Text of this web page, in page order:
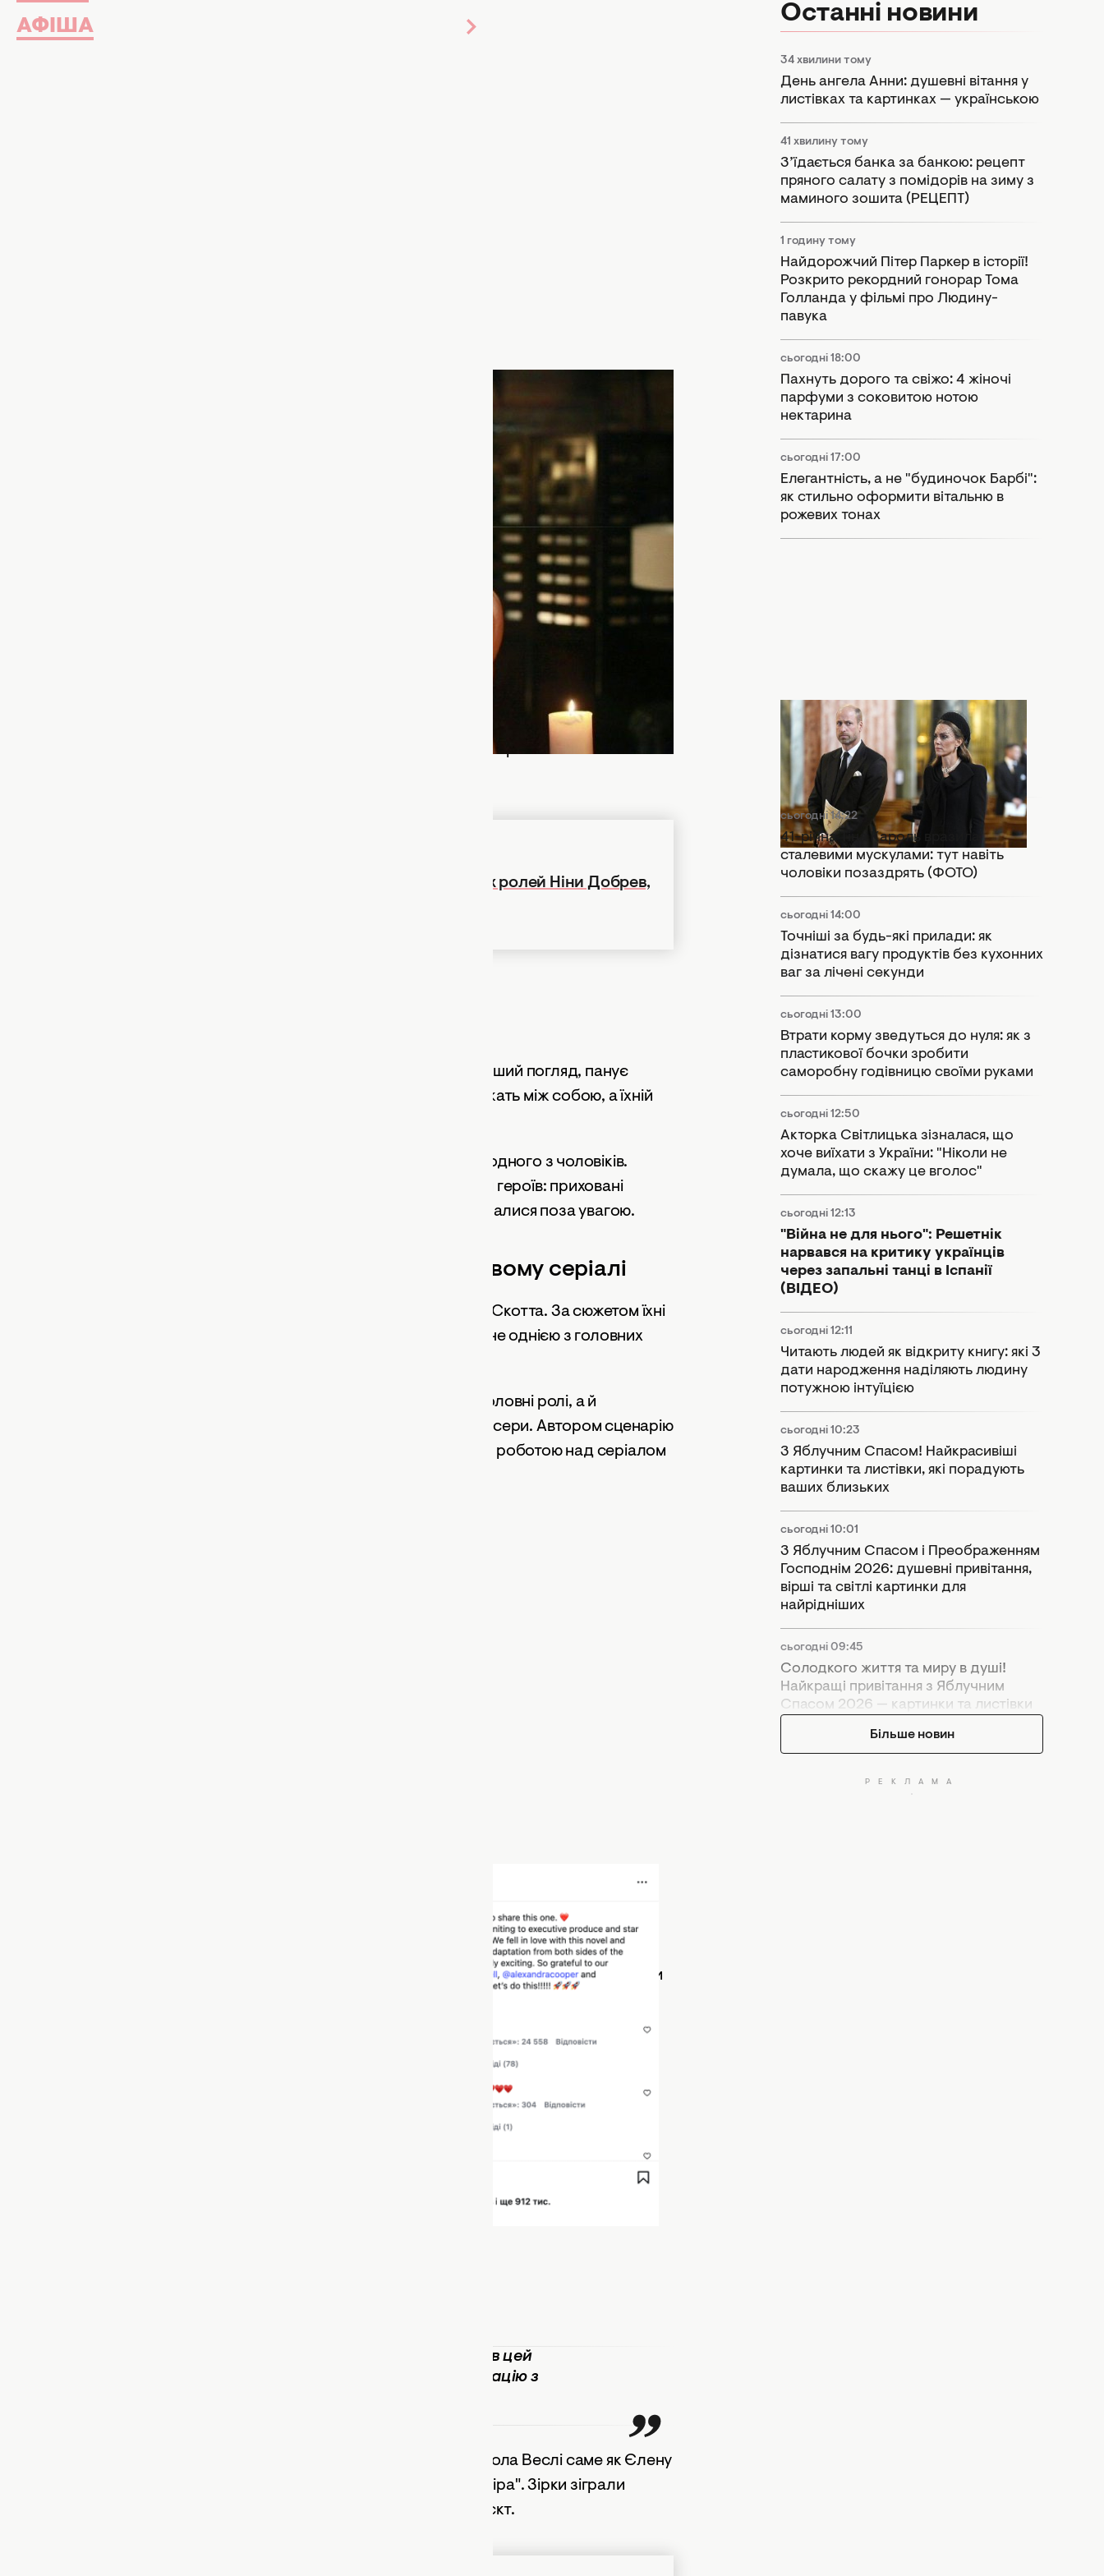
АФІША
Зірки "Щоденників вампіра" зіграють у новій драмі
культового серіалу
Ніна Добрев і Пол Веслі знову зустрінуться на
знімальному майданчику. Детальніше про культове возз'єднання
Цього разу актори працюватимуть над новою драмою "Ти заслуговуєш
знати", яку готує стримінговий сервіс Hulu. Проєкт створюється за мотивами
Від Елени Гілберт до зірки Netflix: 15 найкращих ролей Ніни Добрев,
Події розгортаються в елітному передмісті, де, на перший погляд, панує
ідеальне життя. Три заможні сімейні пари давно дружать між собою, а їхній
Проте спокій руйнується після жорстокого вбивства одного з чоловіків.
Розслідування поступово відкриває темний бік життя героїв: приховані
таємниці, зради, обман і конфлікти, які роками залишалися поза увагою.
Кого зіграють Ніна Добрев і Пол Веслі у новому серіалі
Ніна Добрев перевтілиться у Гвен, а Пол Веслі зіграє Скотта. За сюжетом їхні
персонажі опиняться по різні боки конфлікту, що стане однією з головних
Цікаво, що обидва актори не лише виконуватимуть головні ролі, а й
долучаться до створення серіалу як виконавчі продюсери. Автором сценарію
та шоуранером виступив Браян Танен, відомий своєю роботою над серіалом
опублікувалановину у
своїх соцмережах. Вона зізналася, що давно чекала моменту, коли зможе
розповісти про цю роботу. За словами Добрев, можливість одночасно бути
Я так довго чекала, щоб поділитися цим. Ми закохалися в цей
роман. Можливість допомогти сформувати його екранізацію з
Нагадаємо, більшість фанатів знають Ніну Добрев і Пола Веслі саме як Єлену
та Стефана з популярного серіалу "Щоденники вампіра". Зірки зіграли
разом у 6 сезонах шоу, після чого Ніна покинула проєкт.
Останні новини
34 хвилини тому
День ангела Анни: душевні вітання у
листівках та картинках — українською
41 хвилину тому
З’їдається банка за банкою: рецепт
пряного салату з помідорів на зиму з
маминого зошита (РЕЦЕПТ)
1 годину тому
Найдорожчий Пітер Паркер в історії!
Розкрито рекордний гонорар Тома
Голланда у фільмі про Людину-
павука
сьогодні 18:00
Пахнуть дорого та свіжо: 4 жіночі
парфуми з соковитою нотою
нектарина
сьогодні 17:00
Елегантність, а не "будиночок Барбі":
як стильно оформити вітальню в
рожевих тонах
сьогодні 15:55
Розкол у монархії: Кейт Міддлтон і
принц Вільям потрапили в гучний
скандал
сьогодні 14:22
41-річна Тіна Кароль вразила
сталевими мускулами: тут навіть
чоловіки позаздрять (ФОТО)
сьогодні 14:00
Точніші за будь-які прилади: як
дізнатися вагу продуктів без кухонних
ваг за лічені секунди
сьогодні 13:00
Втрати корму зведуться до нуля: як з
пластикової бочки зробити
саморобну годівницю своїми руками
сьогодні 12:50
Акторка Світлицька зізналася, що
хоче виїхати з України: "Ніколи не
думала, що скажу це вголос"
сьогодні 12:13
"Війна не для нього": Решетнік
нарвався на критику українців
через запальні танці в Іспанії
(ВІДЕО)
сьогодні 12:11
Читають людей як відкриту книгу: які 3
дати народження наділяють людину
потужною інтуїцією
сьогодні 10:23
З Яблучним Спасом! Найкрасивіші
картинки та листівки, які порадують
ваших близьких
сьогодні 10:01
З Яблучним Спасом і Преображенням
Господнім 2026: душевні привітання,
вірші та світлі картинки для
найрідніших
сьогодні 09:45
Солодкого життя та миру в душі!
Найкращі привітання з Яблучним
Спасом 2026 — картинки та листівки
Більше новин